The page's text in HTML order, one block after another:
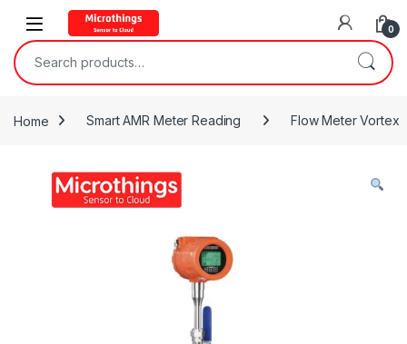
Open 0
Search for:
Home Smart AMR Meter Reading Flow Meter Vortex